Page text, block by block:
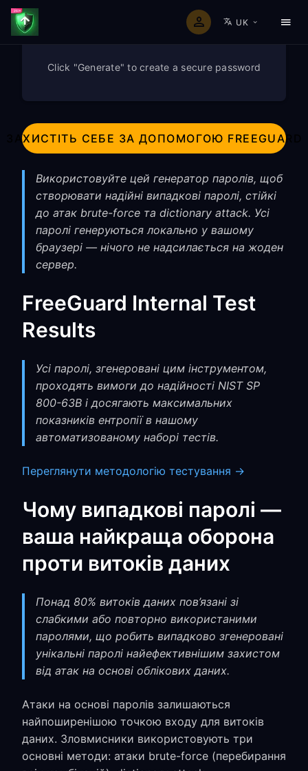
UK
Click "Generate" to create a secure password
ЗАХИСТІТЬ СЕБЕ ЗА ДОПОМОГОЮ FREEGUARD
Використовуйте цей генератор паролів, щоб
створювати надійні випадкові паролі, стійкі
до атак brute-force та dictionary attack. Усі
паролі генеруються локально у вашому
браузері — нічого не надсилається на жоден
сервер.
FreeGuard Internal Test
Results
Усі паролі, згенеровані цим інструментом,
проходять вимоги до надійності NIST SP
800-63B і досягають максимальних
показників ентропії в нашому
автоматизованому наборі тестів.
Переглянути методологію тестування →
Чому випадкові паролі —
ваша найкраща оборона
проти витоків даних
Понад 80% витоків даних пов’язані зі
слабкими або повторно використаними
паролями, що робить випадково згенеровані
унікальні паролі найефективнішим захистом
від атак на основі облікових даних.
Атаки на основі паролів залишаються
найпоширенішою точкою входу для витоків
даних. Зловмисники використовують три
основні методи: атаки brute-force (перебирання